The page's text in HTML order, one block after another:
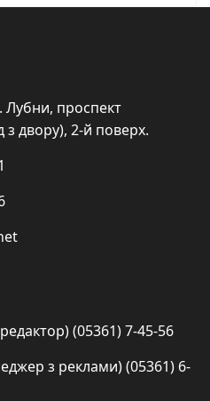
Лубни, проспект
з двору), 2-й поверх.
(05361) 7-45-56
з реклами) (05361) 6-